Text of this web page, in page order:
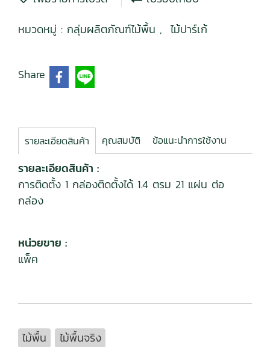
หมวดหมู่ : กลุ่มผลิตภัณฑ์ไม้พื้น , ไม้ปาร์เก้
Share
รายละเอียดสินค้า คุณสมบัติ ข้อแนะนำการใช้งาน
รายละเอียดสินค้า :
การติดตั้ง 1 กล่องติดตั้งได้ 1.4 ตรม 21 แผ่น ต่อ
กล่อง
หน่วยขาย :
แพ็ค
ไม้พื้น ไม้พื้นจริง